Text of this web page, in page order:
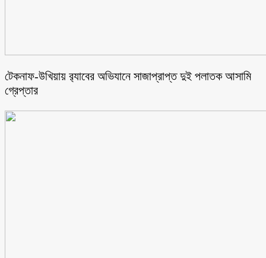
টেকনাফ-উখিয়ায় র‌্যাবের অভিযানে সাজাপ্রাপ্ত দুই পলাতক আসামি
গ্রেপ্তার